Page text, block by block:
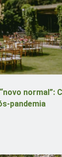
normal”:
pandemia